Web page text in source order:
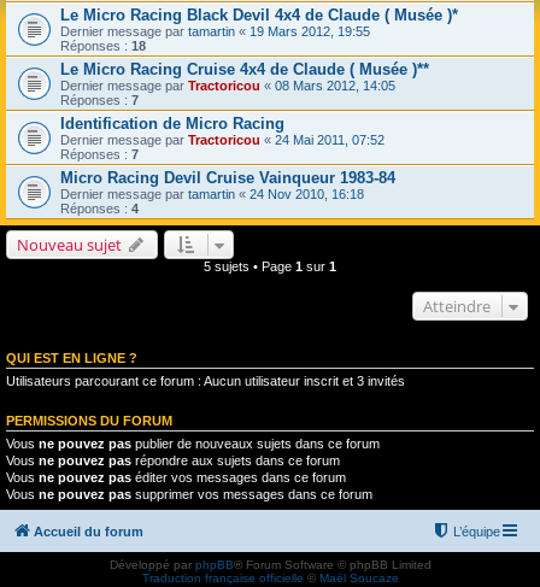
Le Micro Racing Black Devil 4x4 de Claude ( Musée )*
Dernier message par tamartin « 19 Mars 2012, 19:55
Réponses : 18
Le Micro Racing Cruise 4x4 de Claude ( Musée )**
Dernier message par Tractoricou « 08 Mars 2012, 14:05
Réponses : 7
Identification de Micro Racing
Dernier message par Tractoricou « 24 Mai 2011, 07:52
Réponses : 7
Micro Racing Devil Cruise Vainqueur 1983-84
Dernier message par tamartin « 24 Nov 2010, 16:18
Réponses : 4
Nouveau sujet
5 sujets • Page 1 sur 1
Atteindre
QUI EST EN LIGNE ?
Utilisateurs parcourant ce forum : Aucun utilisateur inscrit et 3 invités
PERMISSIONS DU FORUM
Vous ne pouvez pas publier de nouveaux sujets dans ce forum
Vous ne pouvez pas répondre aux sujets dans ce forum
Vous ne pouvez pas éditer vos messages dans ce forum
Vous ne pouvez pas supprimer vos messages dans ce forum
Accueil du forum L’équipe
Développé par phpBB® Forum Software © phpBB Limited
Traduction française officielle © Maël Soucaze